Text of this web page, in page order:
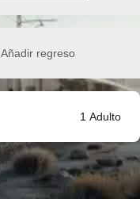
Añadir regreso
1 Adulto